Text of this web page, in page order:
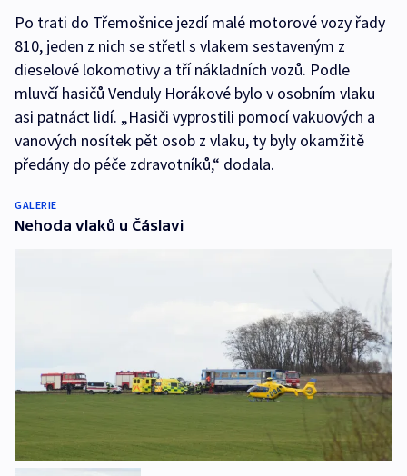
Po trati do Třemošnice jezdí malé motorové vozy řady
810, jeden z nich se střetl s vlakem sestaveným z
dieselové lokomotivy a tří nákladních vozů. Podle
mluvčí hasičů Venduly Horákové bylo v osobním vlaku
asi patnáct lidí. „Hasiči vyprostili pomocí vakuových a
vanových nosítek pět osob z vlaku, ty byly okamžitě
předány do péče zdravotníků,“ dodala.
GALERIE
Nehoda vlaků u Čáslavi